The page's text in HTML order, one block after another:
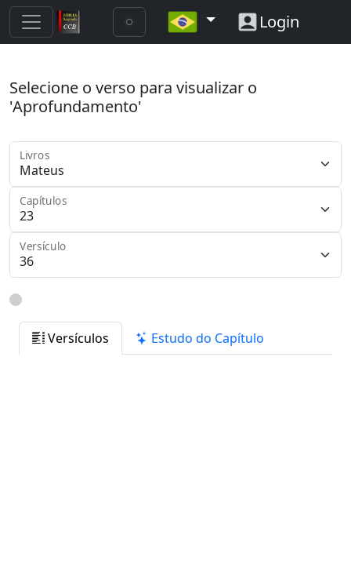
Login
Selecione o verso para visualizar o
'Aprofundamento'
Livros
Capítulos
Versículo
Versículos Estudo do Capítulo